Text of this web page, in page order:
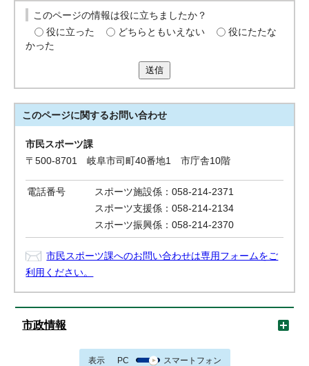
このページの情報は役に立ちましたか？
役に立った
どちらともいえない
役にたたな
かった
送信
このページに関するお問い合わせ
市民スポーツ課
〒500-8701 岐阜市司町40番地1 市庁舎10階
電話番号
スポーツ施設係：058-214-2371
スポーツ支援係：058-214-2134
スポーツ振興係：058-214-2370
市民スポーツ課へのお問い合わせは専用フォームをご
利用ください。
市政情報
表示 PC スマートフォン